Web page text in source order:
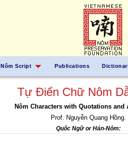
Nôm Script Publications
Tự Điển Chữ Nôm
Nôm Characters with Quotations and
Prof. Nguyễn Quang Hồng.
Quốc Ngữ or Hán-Nôm: